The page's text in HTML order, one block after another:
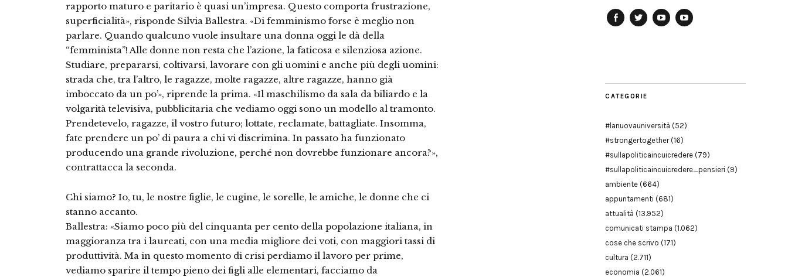
rapporto maturo e paritario è quasi un’impresa. Questo comporta frustrazione,
superficialità», risponde Silvia Ballestra. «Di femminismo forse è meglio non
parlare. Quando qualcuno vuole insultare una donna oggi le dà della
“femminista”! Alle donne non resta che l’azione, la faticosa e silenziosa azione.
Studiare, prepararsi, coltivarsi, lavorare con gli uomini e anche più degli uomini:
strada che, tra l’altro, le ragazze, molte ragazze, altre ragazze, hanno già
imboccato da un po’», riprende la prima. «Il maschilismo da sala da biliardo e la
volgarità televisiva, pubblicitaria che vediamo oggi sono un modello al tramonto.
Prendetevelo, ragazze, il vostro futuro; lottate, reclamate, battagliate. Insomma,
fate prendere un po’ di paura a chi vi discrimina. In passato ha funzionato
producendo una grande rivoluzione, perché non dovrebbe funzionare ancora?»,
contrattacca la seconda.
Chi siamo? Io, tu, le nostre figlie, le cugine, le sorelle, le amiche, le donne che ci
stanno accanto.
Ballestra: «Siamo poco più del cinquanta per cento della popolazione italiana, in
maggioranza tra i laureati, con una media migliore dei voti, con maggiori tassi di
produttività. Ma in questo momento di crisi perdiamo il lavoro per prime,
vediamo sparire il tempo pieno dei figli alle elementari, facciamo da
CATEGORIE
#lanuovauniversità (52)
#strongertogether(16)
#sullapoliticaincuicredere (79)
#sullapoliticaincuicredere_pensieri (9)
ambiente (664)
appuntamenti (681)
attualità (13.952)
comunicati stampa (1.062)
cose che scrivo (171)
cultura (2.711)
economia (2.061)